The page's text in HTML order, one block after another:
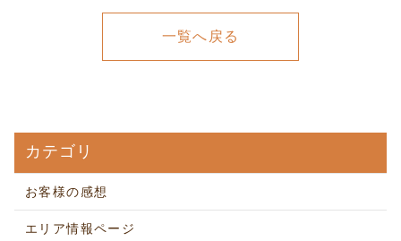
一覧へ戻る
カテゴリ
お客様の感想
エリア情報ページ